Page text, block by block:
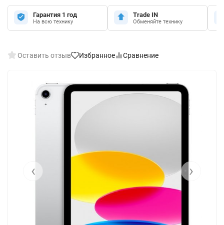
Гарантия 1 год
На всю технику
Trade IN
Обменяйте технику
Оставить отзыв Избранное Сравнение
‹ ›